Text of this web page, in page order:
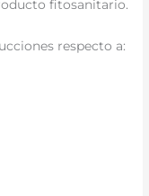
fitosanitario.
respecto a: